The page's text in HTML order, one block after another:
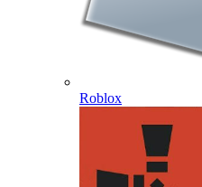
Roblox